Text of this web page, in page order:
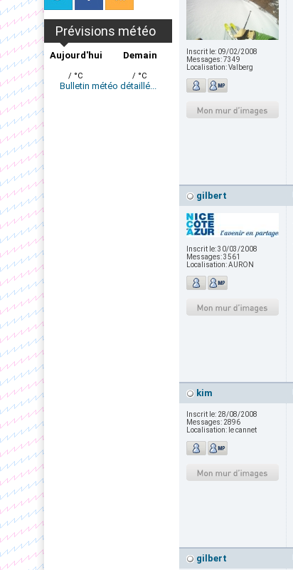
Prévisions météo
Aujourd'hui
/ °C
Demain
/ °C
Bulletin météo détaillé...
Inscrit le: 09/02/2008
Messages:7349
Localisation:Valberg
gilbert
Inscrit le:30/03/2008
Messages:3561
Localisation:AURON
kim
Inscrit le: 28/08/2008
Messages: 2896
Localisation: le cannet
gilbert